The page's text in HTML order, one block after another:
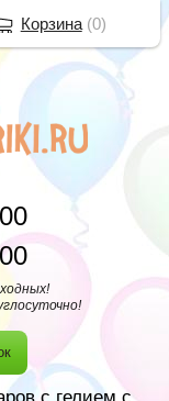
Корзина(0)